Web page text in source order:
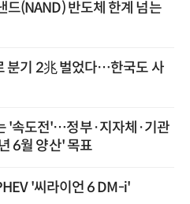
드(NAND) 반도체 한계 넘는
분기 2兆 벌었다…한국도 사
'속도전'…정부·지자체·기관
6월 양산' 목표
'씨라이언 6 DM-i'